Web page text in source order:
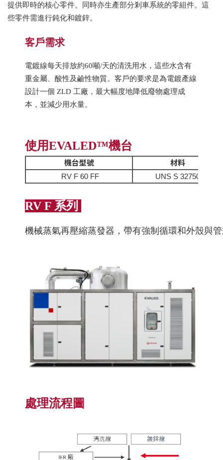
提供即時的核心零件。同時亦生產部分剎車系統的零組件。這
些零件需進行鈍化和鍍鋅。
​客戶需求
電鍍線每天排放約60噸/天的清洗用水，這些水含有
重金屬、酸性及鹼性物質。客戶的要求是為電鍍產線
設計一個 ZLD 工廠，最大幅度地降低廢物處理成
本，並減少用水量。
使用EVALED™機台
機台型號
材料
RV F 60 FF
UNS S 32750
RV F 系列
機械蒸氣再壓縮蒸發器，帶有強制循環和外殼與
處理流程圖